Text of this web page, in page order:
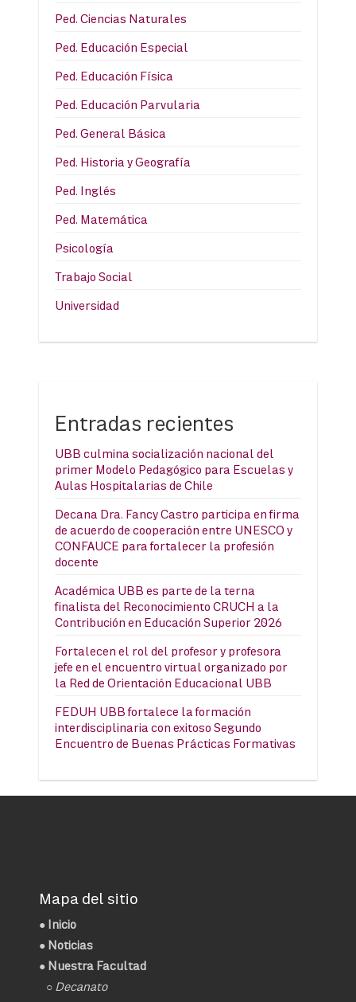
Ped. Ciencias Naturales
Ped. Educación Especial
Ped. Educación Física
Ped. Educación Parvularia
Ped. General Básica
Ped. Historia y Geografía
Ped. Inglés
Ped. Matemática
Psicología
Trabajo Social
Universidad
Entradas recientes
UBB culmina socialización nacional del
primer Modelo Pedagógico para Escuelas y
Aulas Hospitalarias de Chile
Decana Dra. Fancy Castro participa en firma
de acuerdo de cooperación entre UNESCO y
CONFAUCE para fortalecer la profesión
docente
Académica UBB es parte de la terna
finalista del Reconocimiento CRUCH a la
Contribución en Educación Superior 2026
Fortalecen el rol del profesor y profesora
jefe en el encuentro virtual organizado por
la Red de Orientación Educacional UBB
FEDUH UBB fortalece la formación
interdisciplinaria con exitoso Segundo
Encuentro de Buenas Prácticas Formativas
Mapa del sitio
● Inicio
● Noticias
● Nuestra Facultad
○ Decanato